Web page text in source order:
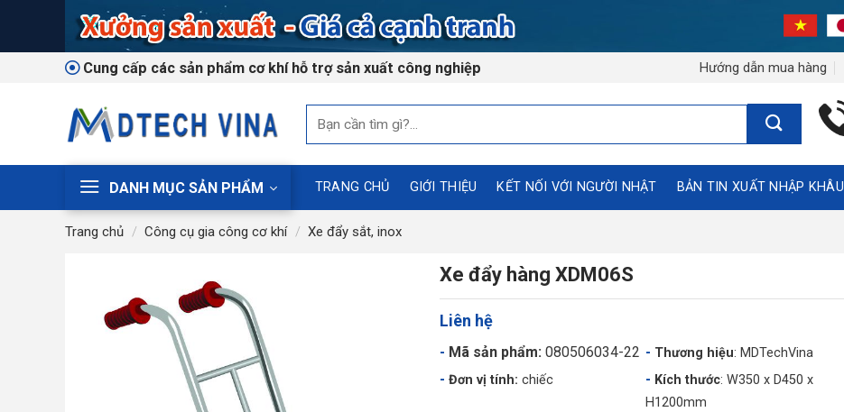
content
Cung cấp các sản phẩm cơ khí hỗ trợ sản xuất công nghiệp Hướng dẫn mua hàng
kiếm:
DANH MỤC SẢN PHẨM TRANG CHỦ GIỚI THIỆU KẾT NỐI VỚI NGƯỜI NHẬT BẢN TIN XUẤT NHẬP KHÂU
Trang chủ / Công cụ gia công cơ khí / Xe đẩy sắt, inox
Xe đẩy hàng XDM06S
Liên hệ
Mã sản phẩm: 080506034-22 Thương hiệu: MDTechVina
Đơn vị tính: chiếc Kích thước: W350 x D450 x
H1200mm